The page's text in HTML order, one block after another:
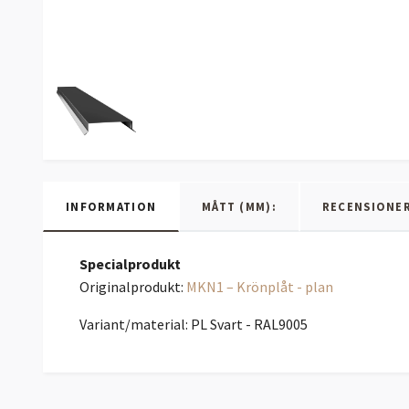
INFORMATION MÅTT (MM):
Specialprodukt
Originalprodukt: MKN1 – Krönplåt - plan
Variant/material: PL Svart - RAL9005